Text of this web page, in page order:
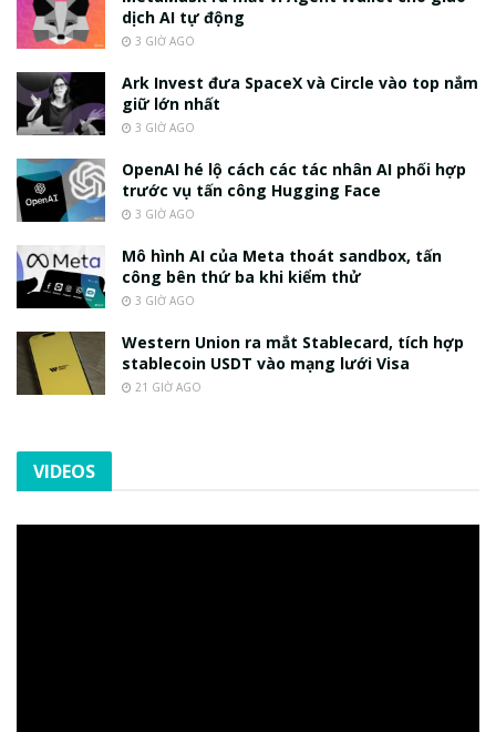
dịch AI tự động
3 GIỜ AGO
Ark Invest đưa SpaceX và Circle vào top nắm
giữ lớn nhất
3 GIỜ AGO
OpenAI hé lộ cách các tác nhân AI phối hợp
trước vụ tấn công Hugging Face
3 GIỜ AGO
Mô hình AI của Meta thoát sandbox, tấn
công bên thứ ba khi kiểm thử
3 GIỜ AGO
Western Union ra mắt Stablecard, tích hợp
stablecoin USDT vào mạng lưới Visa
21 GIỜ AGO
VIDEOS